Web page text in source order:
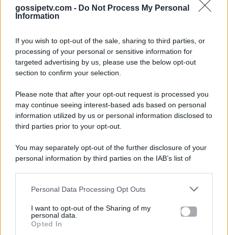
gossipetv.com - Do Not Process My Personal
Information
If you wish to opt-out of the sale, sharing to third parties, or
processing of your personal or sensitive information for
targeted advertising by us, please use the below opt-out
section to confirm your selection.
Please note that after your opt-out request is processed you
may continue seeing interest-based ads based on personal
information utilized by us or personal information disclosed to
third parties prior to your opt-out.
You may separately opt-out of the further disclosure of your
personal information by third parties on the IAB’s list of
This information may also be disclosed by us to third parties
disclose it to other third parties.
Please note that this website/app uses one or more Google
Personal Data Processing Opt Outs
I want to opt-out of the Sharing of my
personal data.
Opted In
Gossip e TV è un sito di MASTE S.r.l.
viale Luigi Majno n. 21 - 20129 Milano (MI)
P.Iva 10909580960
Categorie
Gossip
Televisione